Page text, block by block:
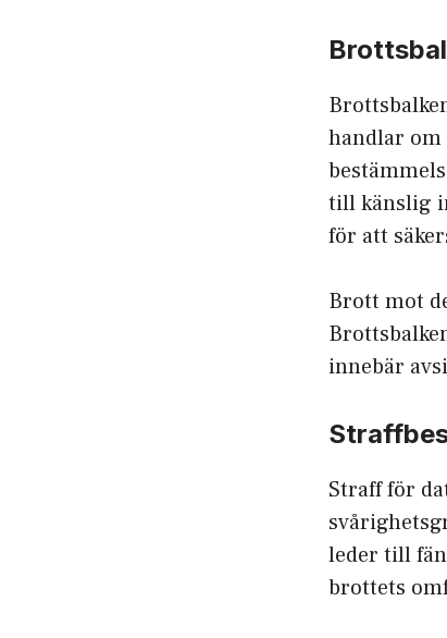
handlar om
till känslig
för att
Brott mot
innebär
Straff för
leder till
brottets